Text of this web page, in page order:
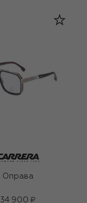
Оправа
34 900 ₽